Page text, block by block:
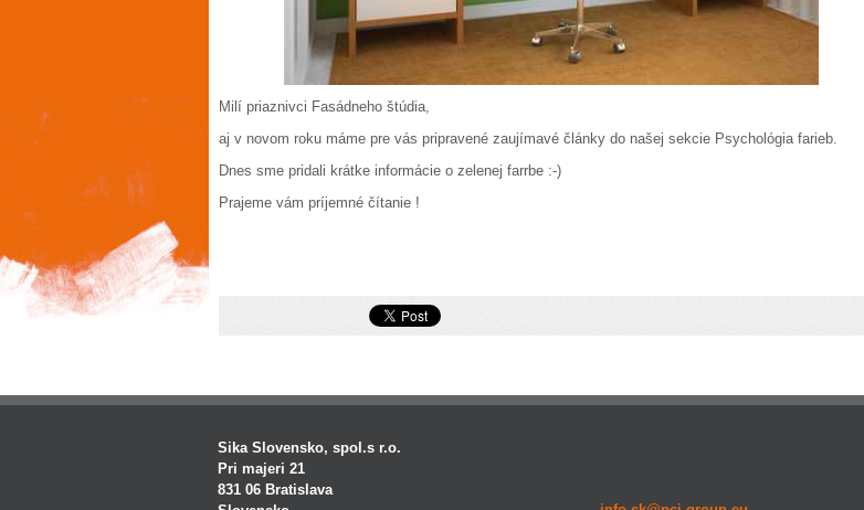
Milí priaznivci Fasádneho štúdia,
aj v novom roku máme pre vás pripravené zaujímavé články do našej sekcie Psychológia farieb.
Dnes sme pridali krátke informácie o zelenej farrbe :-)
Prajeme vám príjemné čítanie !
Sika Slovensko, spol.s r.o.
Pri majeri 21
831 06 Bratislava